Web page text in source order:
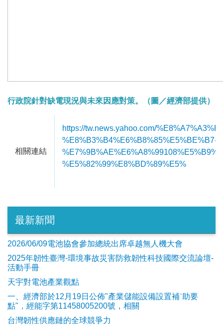
行政院針對缺電現況與未來因應對策。（圖／經濟部提供）
相關連結
https://tw.news.yahoo.com/
%E8%B3%B4%E6%B8%85%E5%BE%B7-
%E5%82%99%E8%BD%89%E5%
最新新聞
2026/06/09電池協會參加總統出席卓越無人機大會
2025年韌性臺灣-環境事故災害防救韌性科技國際交流論壇-
活動手冊
天宇對電池產業觀點
​一、經濟部於12月19日公佈"產業儲能設備設置補ˋ助要
點"，經能字第11458005200號，相關
台灣韌性供應鏈的全球競爭力